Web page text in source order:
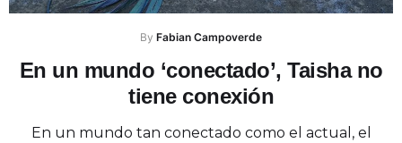
By Fabian Campoverde
En un mundo ‘conectado’, Taisha no
tiene conexión
En un mundo tan conectado como el actual, el